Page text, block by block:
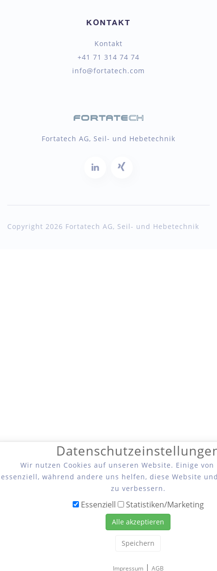
KONTAKT
Kontakt
+41 71 314 74 74
info@fortatech.com
Fortatech AG, Seil- und Hebetechnik
Copyright 2026 Fortatech AG, Seil- und Hebetechnik
Wir nutzen Cookies auf unseren Website. Einige
essenziell, während andere uns helfen, diese Website
zu verbessern.
Essenziell Statistiken/Marketing
Alle akzeptieren
Speichern
Impressum| AGB